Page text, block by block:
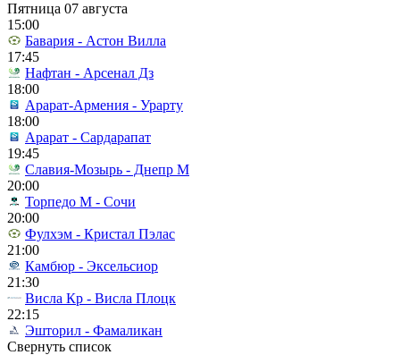
Пятница 07 августа
15:00
Бавария - Астон Вилла
17:45
Нафтан - Арсенал Дз
18:00
Арарат-Армения - Урарту
18:00
Арарат - Сардарапат
19:45
Славия-Мозырь - Днепр М
20:00
Торпедо М - Сочи
20:00
Фулхэм - Кристал Пэлас
21:00
Камбюр - Эксельсиор
21:30
Висла Кр - Висла Плоцк
22:15
Эшторил - Фамаликан
Свернуть список